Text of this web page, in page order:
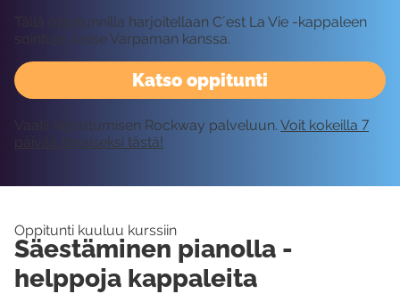
Katso oppitunti
Tällä oppitunnilla harjoitellaan C´est La Vie -kappaleen
sointuja Jasse Varpaman kanssa.
Vaatii kirjautumisen Rockway palveluun. Voit kokeilla 7
päivää ilmaiseksi tästä!
Oppitunti kuuluu kurssiin
Säestäminen pianolla -
helppoja kappaleita